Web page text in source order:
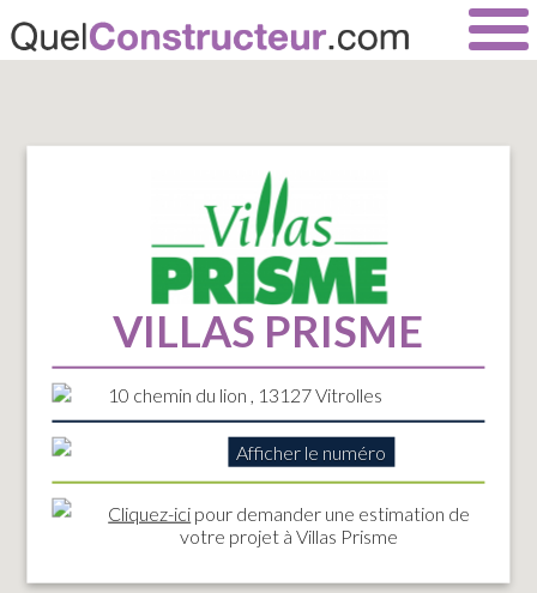
VILLAS PRISME
10 chemin du lion , 13127 Vitrolles
Afficher le numéro
Cliquez-ici pour demander une estimation de
votre projet à Villas Prisme